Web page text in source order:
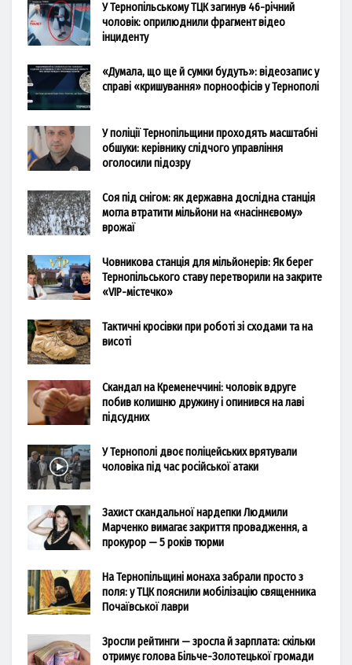
У Тернопільському ТЦК загинув 46-річний
чоловік: оприлюднили фрагмент відео
інциденту
«Думала, що ще й сумки будуть»: відеозапис у
справі «кришування» порноофісів у Тернополі
У поліції Тернопільщини проходять масштабні
обшуки: керівнику слідчого управління
оголосили підозру
Соя під снігом: як державна дослідна станція
могла втратити мільйони на «насіннєвому»
врожаї
Човникова станція для мільйонерів: Як берег
Тернопільського ставу перетворили на закрите
«VIP-містечко»
Тактичні кросівки при роботі зі сходами та на
висоті
Скандал на Кременеччині: чоловік вдруге
побив колишню дружину і опинився на лаві
підсудних
У Тернополі двоє поліцейських врятували
чоловіка під час російської атаки
Захист скандальної нардепки Людмили
Марченко вимагає закриття провадження, а
прокурор — 5 років тюрми
На Тернопільщині монаха забрали просто з
поля: у ТЦК пояснили мобілізацію священника
Почаївської лаври
Зросли рейтинги — зросла й зарплата: скільки
отримує голова Більче-Золотецької громади